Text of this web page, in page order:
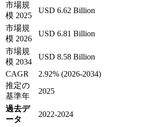
市場規
模 2025
USD 6.62 Billion
市場規
模 2026
USD 6.81 Billion
市場規
模 2034
USD 8.58 Billion
CAGR
2.92% (2026-2034)
推定の
基準年
2025
過去デ
ータ
2022-2024